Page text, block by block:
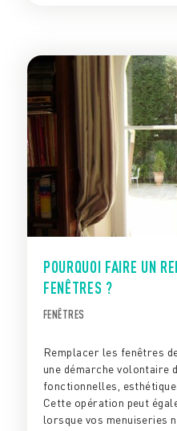
POURQUOI FAIRE UN
FENÊTRES ?
FENÊTRES
Remplacer les fenêtres
une démarche volontaire
fonctionnelles,
Cette opération peut
lorsque vos menuiseries